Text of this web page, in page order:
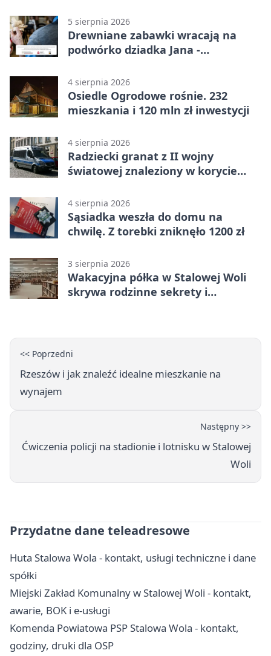
5 sierpnia 2026
Drewniane zabawki wracają na
podwórko dziadka Jana -
4 sierpnia 2026
Osiedle Ogrodowe rośnie. 232
mieszkania i 120 mln zł inwestycji
4 sierpnia 2026
Radziecki granat z II wojny
światowej znaleziony w korycie
4 sierpnia 2026
Sąsiadka weszła do domu na
chwilę. Z torebki zniknęło 1200 zł
3 sierpnia 2026
Wakacyjna półka w Stalowej Woli
skrywa rodzinne sekrety i
<< Poprzedni
Rzeszów i jak znaleźć idealne mieszkanie na
wynajem
Następny >>
Ćwiczenia policji na stadionie i lotnisku w Stalowej
Woli
Przydatne dane teleadresowe
Huta Stalowa Wola - kontakt, usługi techniczne i dane
spółki
Miejski Zakład Komunalny w Stalowej Woli - kontakt,
awarie, BOK i e-usługi
Komenda Powiatowa PSP Stalowa Wola - kontakt,
godziny, druki dla OSP